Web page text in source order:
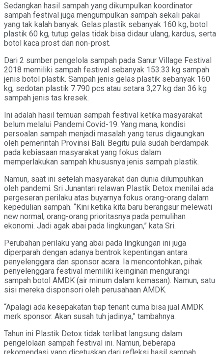
Sedangkan hasil sampah yang dikumpulkan koordinator
sampah festival juga mengumpulkan sampah sekali pakai
yang tak kalah banyak. Gelas plastik sebanyak 160 kg, botol
plastik 60 kg, tutup gelas tidak bisa didaur ulang, kardus, serta
botol kaca prost dan non-prost.
Dari 2 sumber pengelola sampah pada Sanur Village Festival
2018 memiliki sampah festival sebanyak 153.33 kg sampah
jenis botol plastik. Sampah jenis gelas plastik sebanyak 160
kg, sedotan plastik 7.790 pcs atau setara 3,27 kg dan 36 kg
sampah jenis tas kresek.
Ini adalah hasil temuan sampah festival ketika masyarakat
belum melalui Pandemi Covid-19. Yang mana, kondisi
persoalan sampah menjadi masalah yang terus digaungkan
oleh pemerintah Provinsi Bali. Begitu pula sudah berdampak
pada kebiasaan masyarakat yang fokus dalam
memperlakukan sampah khususnya jenis sampah plastik.
Namun, saat ini setelah masyarakat dan dunia dilumpuhkan
oleh pandemi. Sri Junantari relawan Plastik Detox menilai ada
pergeseran perilaku atas buyarnya fokus orang-orang dalam
kepedulian sampah. “Kini ketika kita baru berangsur melewati
new normal, orang-orang prioritasnya pada pemulihan
ekonomi. Jadi agak abai pada lingkungan,” kata Sri.
Perubahan perilaku yang abai pada lingkungan ini juga
diperparah dengan adanya bentrok kepentingan antara
penyelenggara dan sponsor acara. Ia mencontohkan, pihak
penyelenggara festival memiliki keinginan mengurangi
sampah botol AMDK (air minum dalam kemasan). Namun, satu
sisi mereka disponsori oleh perusahaan AMDK.
“Apalagi ada kesepakatan tiap tenant cuma bisa jual AMDK
merk sponsor. Akan susah tuh jadinya,” tambahnya.
Tahun ini Plastik Detox tidak terlibat langsung dalam
pengelolaan sampah festival ini. Namun, beberapa